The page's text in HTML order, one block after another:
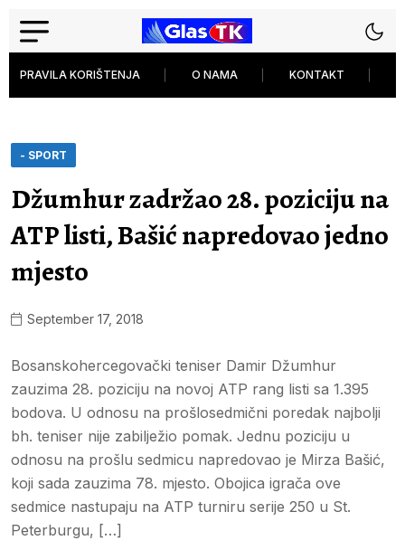
PRAVILA KORIŠTENJA O NAMA KONTAKT
- SPORT
Džumhur zadržao 28. poziciju na
ATP listi, Bašić napredovao jedno
mjesto
September 17, 2018
Bosanskohercegovački teniser Damir Džumhur
zauzima 28. poziciju na novoj ATP rang listi sa 1.395
bodova. U odnosu na prošlosedmični poredak najbolji
bh. teniser nije zabilježio pomak. Jednu poziciju u
odnosu na prošlu sedmicu napredovao je Mirza Bašić,
koji sada zauzima 78. mjesto. Obojica igrača ove
sedmice nastupaju na ATP turniru serije 250 u St.
Peterburgu, […]